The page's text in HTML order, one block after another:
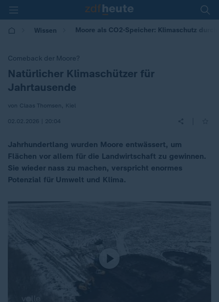
Wissen Moore als CO2-Speicher: Klimaschutz
Comeback der Moore?
:Natürlicher Klimaschützer für
Jahrtausende
von Claas Thomsen, Kiel
02.02.2026 | 20:04
Jahrhundertlang wurden Moore entwässert, um
Flächen vor allem für die Landwirtschaft zu gewinnen.
Sie wieder nass zu machen, verspricht enormes
Potenzial für Umwelt und Klima.